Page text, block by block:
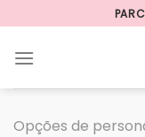
to
content
Opções de